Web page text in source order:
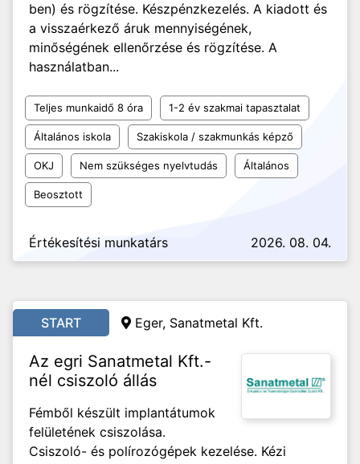
ben) és rögzítése. Készpénzkezelés. A kiadott és
a visszaérkező áruk mennyiségének,
minőségének ellenőrzése és rögzítése. A
használatban...
Teljes munkaidő 8 óra 1-2 év szakmai tapasztalat
Általános iskola Szakiskola / szakmunkás képző
OKJ Nem szükséges nyelvtudás Általános
Beosztott
Értékesítési munkatárs 2026. 08. 04.
START Eger, Sanatmetal Kft.
Az egri Sanatmetal Kft.-
nél csiszoló állás
Fémből készült implantátumok
felületének csiszolása.
Csiszoló- és polírozógépek kezelése. Kézi